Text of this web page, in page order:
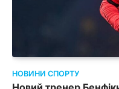
НОВИНИ СПОРТУ